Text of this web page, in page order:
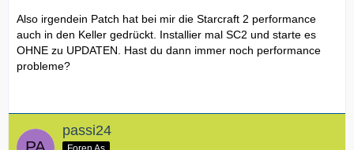
Also irgendein Patch hat bei mir die Starcraft 2 performance
auch in den Keller gedrückt. Installier mal SC2 und starte es
OHNE zu UPDATEN. Hast du dann immer noch performance
probleme?
passi24